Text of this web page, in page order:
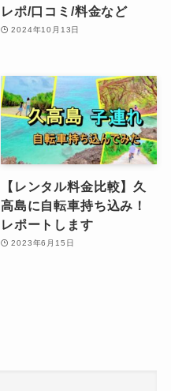
レポ/口コミ/料金など
2024年10月13日
【レンタル料金比較】久
高島に自転車持ち込み！
レポートします
2023年6月15日